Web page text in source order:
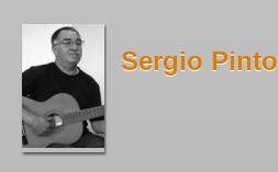
Sergio Pinto